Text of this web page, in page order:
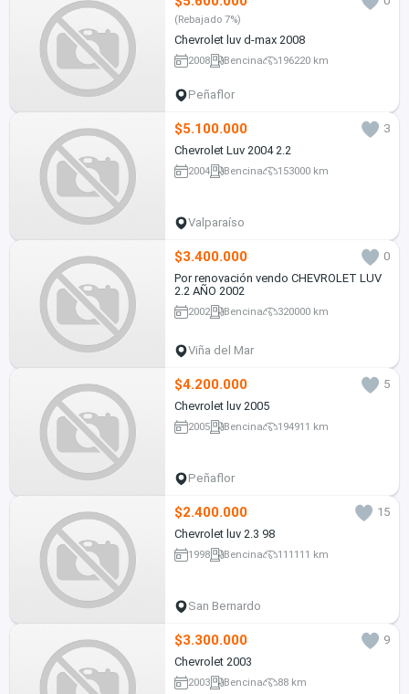
(Rebajado 7%)
Chevrolet luv d-max 2008
2008 Bencina 196220 km
Peñaflor
$5.100.000
3
Chevrolet Luv 2004 2.2
2004 Bencina 153000 km
Valparaíso
$3.400.000
0
Por renovación vendo CHEVROLET LUV
2.2 AÑO 2002
2002 Bencina 320000 km
Viña del Mar
$4.200.000
5
Chevrolet luv 2005
2005 Bencina 194911 km
Peñaflor
$2.400.000
15
Chevrolet luv 2.3 98
1998 Bencina 111111 km
San Bernardo
$3.300.000
9
Chevrolet 2003
2003 Bencina 88 km